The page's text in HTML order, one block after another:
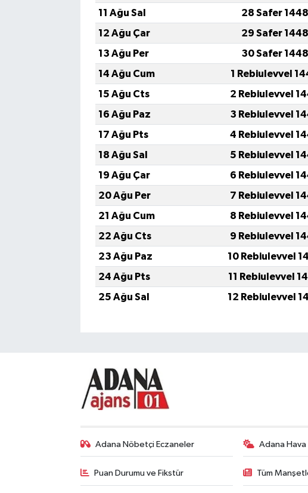
11 Ağu Sal
28 Safer 1448
12 Ağu Çar
29 Safer 1448
13 Ağu Per
30 Safer 1448
14 Ağu Cum
1 Rebiulevvel
15 Ağu Cts
2 Rebiulevvel
16 Ağu Paz
3 Rebiulevvel
17 Ağu Pts
4 Rebiulevvel
18 Ağu Sal
5 Rebiulevvel
19 Ağu Çar
6 Rebiulevvel
20 Ağu Per
7 Rebiulevvel
21 Ağu Cum
8 Rebiulevvel
22 Ağu Cts
9 Rebiulevvel
23 Ağu Paz
10 Rebiulevvel
24 Ağu Pts
11 Rebiulevvel
25 Ağu Sal
12 Rebiulevvel
Adana Nöbetçi Eczaneler Adana Hava
Puan Durumu ve Fikstür Tüm